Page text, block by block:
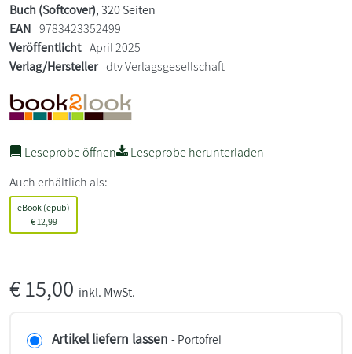
Buch (Softcover), 320 Seiten
EAN 9783423352499
Veröffentlicht April 2025
Verlag/Hersteller dtv Verlagsgesellschaft
Leseprobe öffnen
Leseprobe herunterladen
Auch erhältlich als:
eBook (epub)
€12,99
€15,00 inkl. MwSt.
Artikel liefern lassen - Portofrei